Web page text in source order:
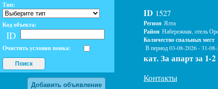
ID 1527
Регион Ялта
Район Набережная, отель
Количество спальных мест
В период 03-08-2026 - 31-
кат. За апарт за 1-
Контакты
Тип:
Код объекта:
ID
Очистить условия поика:
Поиск
Добавить объявление